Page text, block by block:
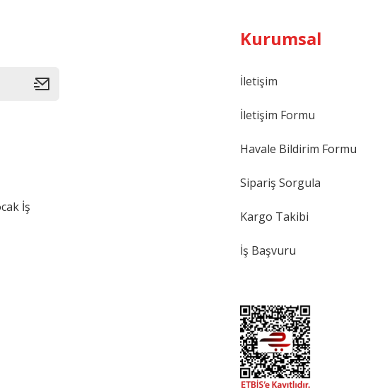
İş
Kurumsal
İletişim
İletişim Formu
Havale Bildirim Formu
Sipariş Sorgula
Kargo Takibi
İş Başvuru